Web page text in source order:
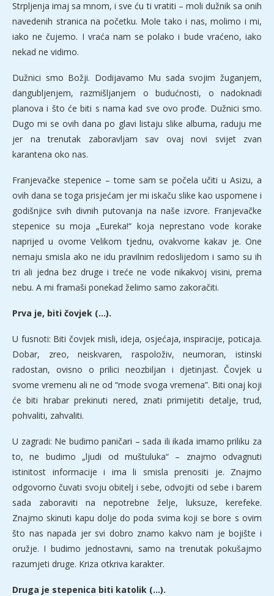
Strpljenja imaj sa mnom, i sve ću ti vratiti – moli dužnik sa onih
navedenih stranica na početku. Mole tako i nas, molimo i mi,
iako ne čujemo. I vraća nam se polako i bude vraćeno, iako
nekad ne vidimo.
Dužnici smo Božji. Dodijavamo Mu sada svojim žuganjem,
dangubljenjem, razmišljanjem o budućnosti, o nadoknadi
planova i što će biti s nama kad sve ovo prođe. Dužnici smo.
Dugo mi se ovih dana po glavi listaju slike albuma, raduju me
jer na trenutak zaboravljam sav ovaj novi svijet zvan
karantena oko nas.
Franjevačke stepenice – tome sam se počela učiti u Asizu, a
ovih dana se toga prisjećam jer mi iskaču slike kao uspomene i
godišnjice svih divnih putovanja na naše izvore. Franjevačke
stepenice su moja „Eureka!“ koja neprestano vode korake
naprijed u ovome Velikom tjednu, ovakvome kakav je. One
nemaju smisla ako ne idu pravilnim redoslijedom i samo su ih
tri ali jedna bez druge i treće ne vode nikakvoj visini, prema
nebu. A mi framaši ponekad želimo samo zakoračiti.
Prva je, biti čovjek (…).
U fusnoti: Biti čovjek misli, ideja, osjećaja, inspiracije, poticaja.
Dobar, zreo, neiskvaren, raspoloživ, neumoran, istinski
radostan, ovisno o prilici neozbiljan i djetinjast. Čovjek u
svome vremenu ali ne od “mode svoga vremena”. Biti onaj koji
će biti hrabar prekinuti nered, znati primijetiti detalje, trud,
pohvaliti, zahvaliti.
U zagradi: Ne budimo paničari – sada ili ikada imamo priliku za
to, ne budimo „ljudi od muštuluka“ – znajmo odvagnuti
istinitost informacije i ima li smisla prenositi je. Znajmo
odgovorno čuvati svoju obitelj i sebe, odvojiti od sebe i barem
sada zaboraviti na nepotrebne želje, luksuze, kerefeke.
Znajmo skinuti kapu dolje do poda svima koji se bore s ovim
što nas napada jer svi dobro znamo kakvo nam je bojište i
oružje. I budimo jednostavni, samo na trenutak pokušajmo
razumjeti druge. Kriza otkriva karakter.
Druga je stepenica biti katolik (…).